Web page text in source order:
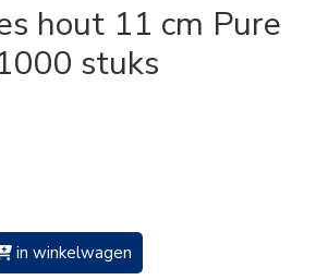
hout 11 cm Pure
stuks
in winkelwagen